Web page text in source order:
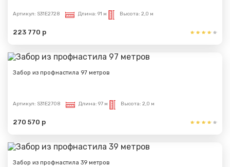
Артикул: S31E2728 Длина: 91 м Высота: 2,0 м
223 770 р
Забор из профнастила 97 метров
Артикул: S31E2708 Длина: 97 м Высота: 2,0 м
270 570 р
Забор из профнастила 39 метров